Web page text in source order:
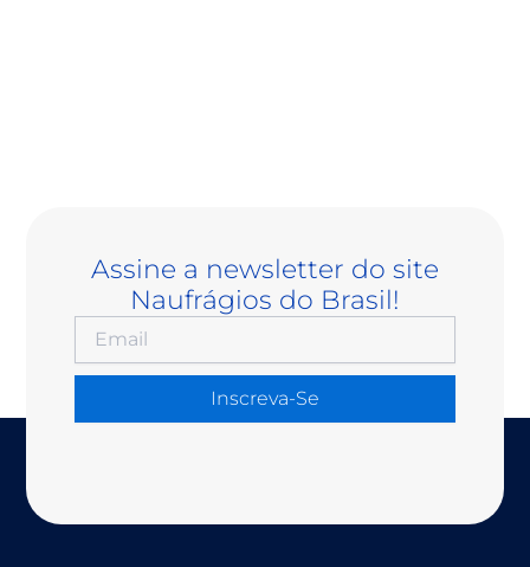
Assine a newsletter do site
Naufrágios do Brasil!
Inscreva-Se